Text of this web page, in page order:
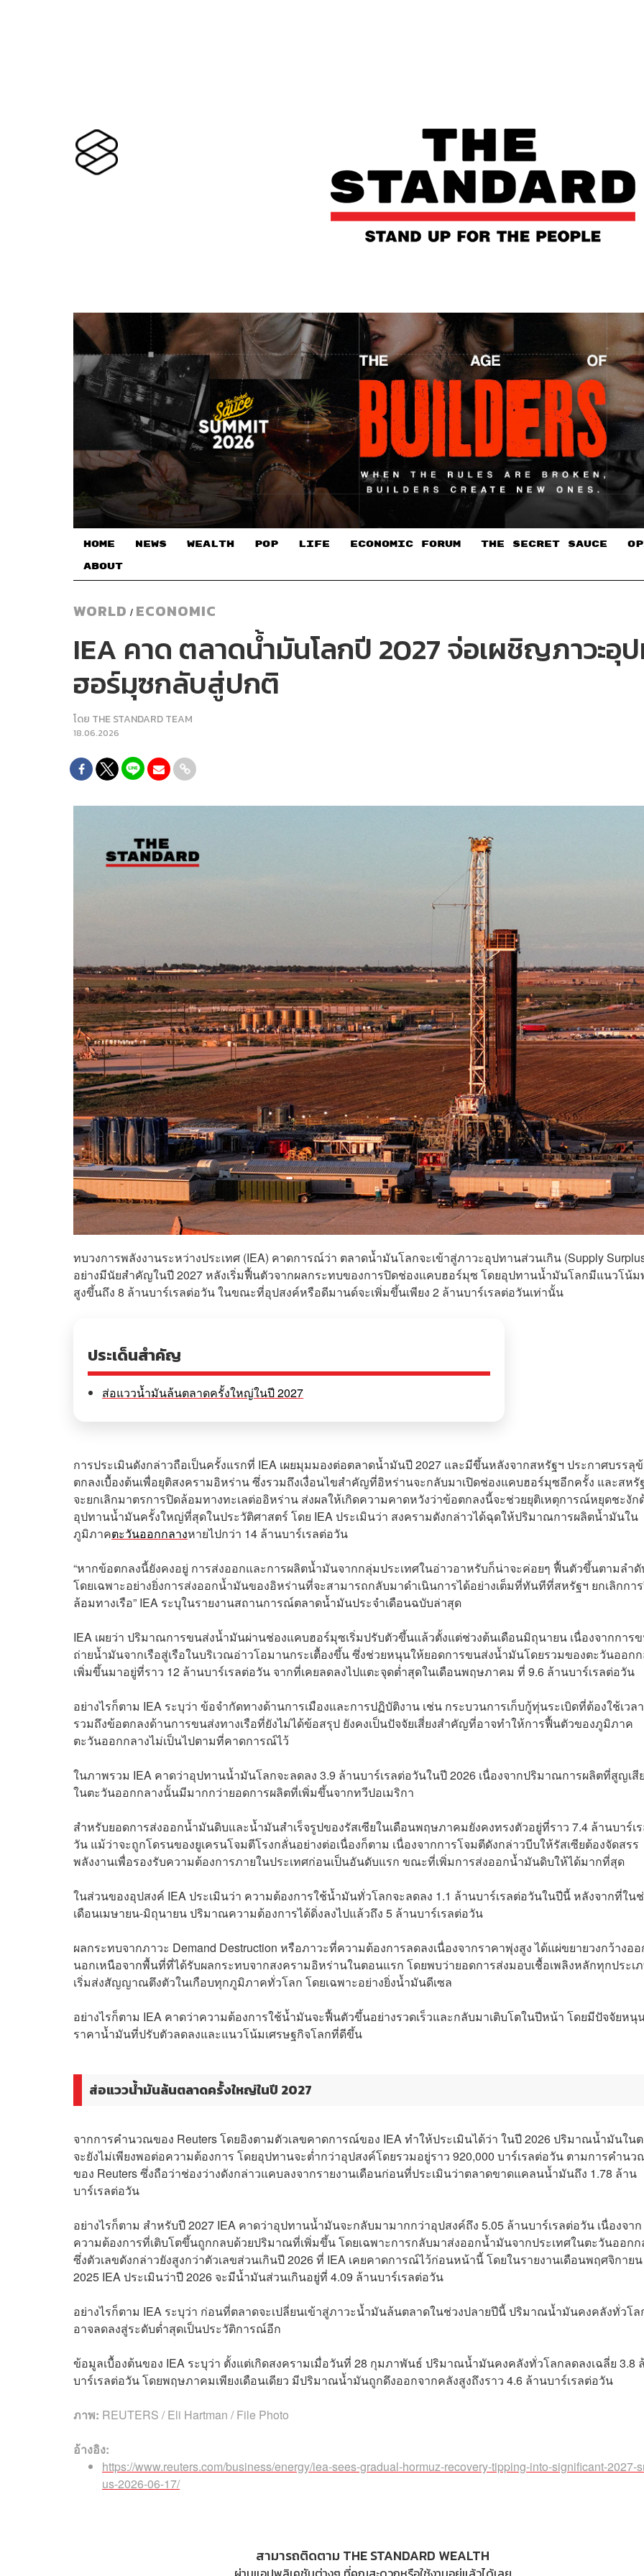
HOME NEWS WEALTH POP LIFE ECONOMIC FORUM THE SECRET SAUCE​
ABOUT
WORLD / ECONOMIC
IEA คาด ตลาดน้ำมันโลกปี 2027 จ่อเผชิญภาวะ
ฮอร์มุซกลับสู่ปกติ
โดย THE STANDARD TEAM
18.06.2026
ทบวงการพลังงานระหว่างประเทศ (IEA) คาดการณ์ว่า ตลาดน้ำมันโลกจะเข้าสู่ภาวะอุปทานส่วนเกิน (Supply
อย่างมีนัยสำคัญในปี 2027 หลังเริ่มฟื้นตัวจากผลกระทบของการปิดช่องแคบฮอร์มุซ โดยอุปทานน้ำมันโลกมีแนวโน้ม
สูงขึ้นถึง 8 ล้านบาร์เรลต่อวัน ในขณะที่อุปสงค์หรือดีมานด์จะเพิ่มขึ้นเพียง 2 ล้านบาร์เรลต่อวันเท่านั้น
ประเด็นสำคัญ
ส่อแววน้ำมันล้นตลาดครั้งใหญ่ในปี 2027
การประเมินดังกล่าวถือเป็นครั้งแรกที่ IEA เผยมุมมองต่อตลาดน้ำมันปี 2027 และมีขึ้นหลังจากสหรัฐฯ ประกาศบรรลุ
ตกลงเบื้องต้นเพื่อยุติสงครามอิหร่าน ซึ่งรวมถึงเงื่อนไขสำคัญที่อิหร่านจะกลับมาเปิดช่องแคบฮอร์มุซอีกครั้ง และสหรั
จะยกเลิกมาตรการปิดล้อมทางทะเลต่ออิหร่าน ส่งผลให้เกิดความคาดหวังว่าข้อตกลงนี้จะช่วยยุติเหตุการณ์หยุดชะงัก
อุปทานน้ำมันครั้งใหญ่ที่สุดในประวัติศาสตร์ โดย IEA ประเมินว่า สงครามดังกล่าวได้ฉุดให้ปริมาณการผลิตน้ำมันใน
ภูมิภาคตะวันออกกลางหายไปกว่า 14 ล้านบาร์เรลต่อวัน
“หากข้อตกลงนี้ยังคงอยู่ การส่งออกและการผลิตน้ำมันจากกลุ่มประเทศในอ่าวอาหรับก็น่าจะค่อยๆ ฟื้นตัวขึ้นตามลำดั
โดยเฉพาะอย่างยิ่งการส่งออกน้ำมันของอิหร่านที่จะสามารถกลับมาดำเนินการได้อย่างเต็มที่ทันทีที่สหรัฐฯ ยกเลิกกา
ล้อมทางเรือ” IEA ระบุในรายงานสถานการณ์ตลาดน้ำมันประจำเดือนฉบับล่าสุด
IEA เผยว่า ปริมาณการขนส่งน้ำมันผ่านช่องแคบฮอร์มุซเริ่มปรับตัวขึ้นแล้วตั้งแต่ช่วงต้นเดือนมิถุนายน เนื่องจากการ
ถ่ายน้ำมันจากเรือสู่เรือในบริเวณอ่าวโอมานกระเตื้องขึ้น ซึ่งช่วยหนุนให้ยอดการขนส่งน้ำมันโดยรวมของตะวันออกก
เพิ่มขึ้นมาอยู่ที่ราว 12 ล้านบาร์เรลต่อวัน จากที่เคยลดลงไปแตะจุดต่ำสุดในเดือนพฤษภาคม ที่ 9.6 ล้านบาร์เรลต่อวัน
อย่างไรก็ตาม IEA ระบุว่า ข้อจำกัดทางด้านการเมืองและการปฏิบัติงาน เช่น กระบวนการเก็บกู้ทุ่นระเบิดที่ต้องใช้เวล
รวมถึงข้อตกลงด้านการขนส่งทางเรือที่ยังไม่ได้ข้อสรุป ยังคงเป็นปัจจัยเสี่ยงสำคัญที่อาจทำให้การฟื้นตัวของภูมิภาค
ตะวันออกกลางไม่เป็นไปตามที่คาดการณ์ไว้
ในภาพรวม IEA คาดว่าอุปทานน้ำมันโลกจะลดลง 3.9 ล้านบาร์เรลต่อวันในปี 2026 เนื่องจากปริมาณการผลิตที่สูญเสี
ในตะวันออกกลางนั้นมีมากกว่ายอดการผลิตที่เพิ่มขึ้นจากทวีปอเมริกา
สำหรับยอดการส่งออกน้ำมันดิบและน้ำมันสำเร็จรูปของรัสเซียในเดือนพฤษภาคมยังคงทรงตัวอยู่ที่ราว 7.4 ล้านบาร์เ
วัน แม้ว่าจะถูกโดรนของยูเครนโจมตีโรงกลั่นอย่างต่อเนื่องก็ตาม เนื่องจากการโจมตีดังกล่าวบีบให้รัสเซียต้องจัดสรร
พลังงานเพื่อรองรับความต้องการภายในประเทศก่อนเป็นอันดับแรก ขณะที่เพิ่มการส่งออกน้ำมันดิบให้ได้มากที่สุด
ในส่วนของอุปสงค์ IEA ประเมินว่า ความต้องการใช้น้ำมันทั่วโลกจะลดลง 1.1 ล้านบาร์เรลต่อวันในปีนี้ หลังจากที่ใน
เดือนเมษายน-มิถุนายน ปริมาณความต้องการได้ดิ่งลงไปแล้วถึง 5 ล้านบาร์เรลต่อวัน
ผลกระทบจากภาวะ Demand Destruction หรือภาวะที่ความต้องการลดลงเนื่องจากราคาพุ่งสูง ได้แผ่ขยายวงกว้างอ
นอกเหนือจากพื้นที่ที่ได้รับผลกระทบจากสงครามอิหร่านในตอนแรก โดยพบว่ายอดการส่งมอบเชื้อเพลิงหลักทุกประเ
เริ่มส่งสัญญาณตึงตัวในเกือบทุกภูมิภาคทั่วโลก โดยเฉพาะอย่างยิ่งน้ำมันดีเซล
อย่างไรก็ตาม IEA คาดว่าความต้องการใช้น้ำมันจะฟื้นตัวขึ้นอย่างรวดเร็วและกลับมาเติบโตในปีหน้า โดยมีปัจจัยหนุ
ราคาน้ำมันที่ปรับตัวลดลงและแนวโน้มเศรษฐกิจโลกที่ดีขึ้น
ส่อแววน้ำมันล้นตลาดครั้งใหญ่ในปี 2027
จากการคำนวณของ Reuters โดยอิงตามตัวเลขคาดการณ์ของ IEA ทำให้ประเมินได้ว่า ในปี 2026 ปริมาณน้ำมันใน
จะยังไม่เพียงพอต่อความต้องการ โดยอุปทานจะต่ำกว่าอุปสงค์โดยรวมอยู่ราว 920,000 บาร์เรลต่อวัน ตามการคำนว
ของ Reuters ซึ่งถือว่าช่องว่างดังกล่าวแคบลงจากรายงานเดือนก่อนที่ประเมินว่าตลาดขาดแคลนน้ำมันถึง 1.78 ล้าน
บาร์เรลต่อวัน
อย่างไรก็ตาม สำหรับปี 2027 IEA คาดว่าอุปทานน้ำมันจะกลับมามากกว่าอุปสงค์ถึง 5.05 ล้านบาร์เรลต่อวัน เนื่องจาก
ความต้องการที่เติบโตขึ้นถูกกลบด้วยปริมาณที่เพิ่มขึ้น โดยเฉพาะการกลับมาส่งออกน้ำมันจากประเทศในตะวันออกก
ซึ่งตัวเลขดังกล่าวยังสูงกว่าตัวเลขส่วนเกินปี 2026 ที่ IEA เคยคาดการณ์ไว้ก่อนหน้านี้ โดยในรายงานเดือนพฤศจิกายน
2025 IEA ประเมินว่าปี 2026 จะมีน้ำมันส่วนเกินอยู่ที่ 4.09 ล้านบาร์เรลต่อวัน
อย่างไรก็ตาม IEA ระบุว่า ก่อนที่ตลาดจะเปลี่ยนเข้าสู่ภาวะน้ำมันล้นตลาดในช่วงปลายปีนี้ ปริมาณน้ำมันคงคลังทั่วโล
อาจลดลงสู่ระดับต่ำสุดเป็นประวัติการณ์อีก
ข้อมูลเบื้องต้นของ IEA ระบุว่า ตั้งแต่เกิดสงครามเมื่อวันที่ 28 กุมภาพันธ์ ปริมาณน้ำมันคงคลังทั่วโลกลดลงเฉลี่ย 3.8
บาร์เรลต่อวัน โดยพฤษภาคมเพียงเดือนเดียว มีปริมาณน้ำมันถูกดึงออกจากคลังสูงถึงราว 4.6 ล้านบาร์เรลต่อวัน
ภาพ: REUTERS / Eli Hartman / File Photo
อ้างอิง:
https://www.reuters.com/business/energy/iea-sees-gradual-hormuz-recovery-tipping-into-significant-2027-
us-2026-06-17/
สามารถติดตาม THE STANDARD WEALTH